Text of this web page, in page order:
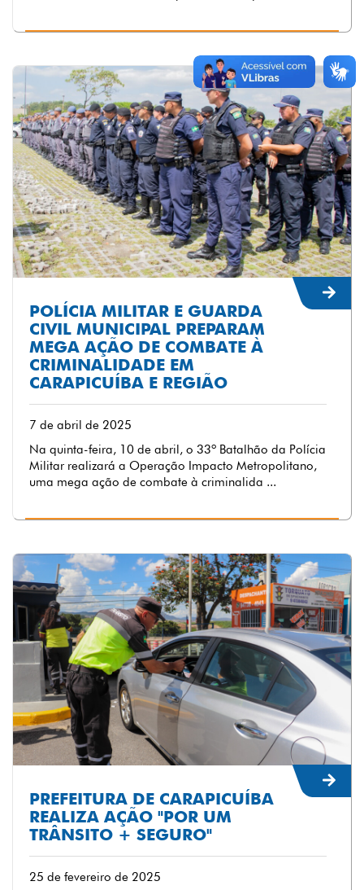
POLÍCIA MILITAR E GUARDA
CIVIL MUNICIPAL PREPARAM
MEGA AÇÃO DE COMBATE À
CRIMINALIDADE EM
CARAPICUÍBA E REGIÃO
7 de abril de 2025
Na quinta-feira, 10 de abril, o 33º Batalhão da Polícia
Militar realizará a Operação Impacto Metropolitano,
uma mega ação de combate à criminalida ...
PREFEITURA DE CARAPICUÍBA
REALIZA AÇÃO "POR UM
TRÂNSITO + SEGURO"
25 de fevereiro de 2025